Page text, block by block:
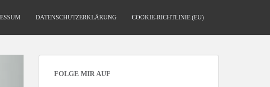
DATENSCHUTZERKLÄRUNG COOKIE-RICHTLINIE (EU)
FOLGE MIR AUF